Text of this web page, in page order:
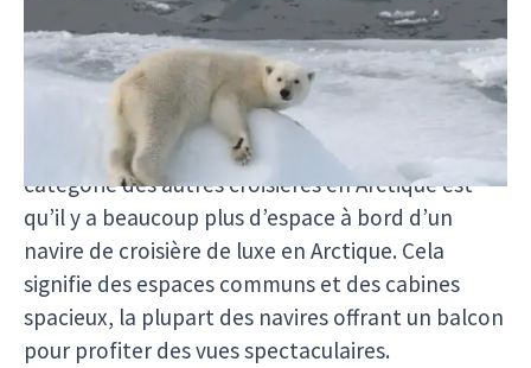
Arctique dépend de nombreux facteurs, et vous
pouvez être sûr qu’aucune dépense n’a été
épargnée et qu’aucun détail n’a été négligé dans
la préparation d’une croisière de luxe en
Arctique. Le principal facteur qui distingue cette
catégorie des autres croisières en Arctique est
qu’il y a beaucoup plus d’espace à bord d’un
navire de croisière de luxe en Arctique. Cela
signifie des espaces communs et des cabines
spacieux, la plupart des navires offrant un balcon
pour profiter des vues spectaculaires.